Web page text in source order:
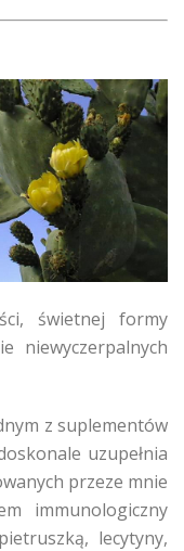
świetnej formy
niewyczerpalnych
z suplementów
uzupełnia
przeze mnie
immunologiczny
lecytyny,